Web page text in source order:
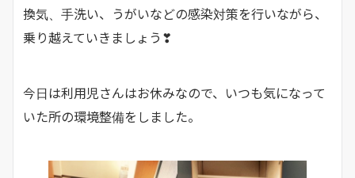
換気、手洗い、うがいなどの感染対策を行いながら、
乗り越えていきましょう❣
今日は利用児さんはお休みなので、いつも気になって
いた所の環境整備をしました。